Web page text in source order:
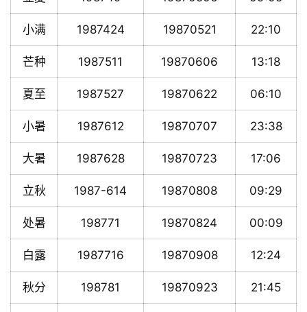
小满 1987424 19870521 22:10
芒种 1987511 19870606 13:18
夏至 1987527 19870622 06:10
小暑 1987612 19870707 23:38
大暑 1987628 19870723 17:06
立秋 1987-614 19870808 09:29
处暑 198771 19870824 00:09
白露 1987716 19870908 12:24
秋分 198781 19870923 21:45